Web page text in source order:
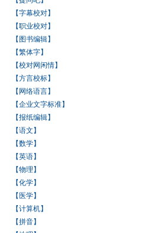
【字幕校对】
【职业校对】
【图书编辑】
【繁体字】
【校对网闲情】
【方言校标】
【网络语言】
【企业文字标准】
【报纸编辑】
【语文】
【数学】
【英语】
【物理】
【化学】
【医学】
【计算机】
【拼音】